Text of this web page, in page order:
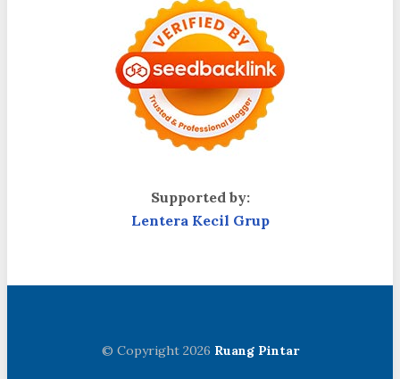
Supported by:
Lentera Kecil Grup
© Copyright 2026 Ruang Pintar